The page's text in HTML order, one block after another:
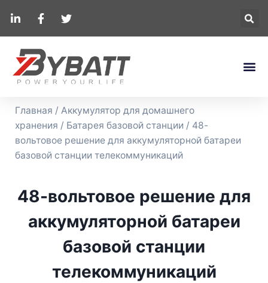
Главная / Аккумулятор для домашнего
хранения / Батарея базовой станции / 48-
вольтовое решение для аккумуляторной батареи
базовой станции телекоммуникаций
48-вольтовое решение для
аккумуляторной батареи
базовой станции
телекоммуникаций